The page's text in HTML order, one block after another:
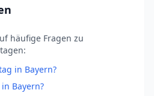
häufige Fragen zu
in Bayern?
Bayern?